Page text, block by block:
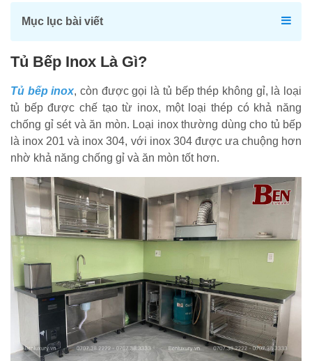
Mục lục bài viết
Tủ Bếp Inox Là Gì?
Tủ bếp inox, còn được gọi là tủ bếp thép không gỉ, là loại
tủ bếp được chế tạo từ inox, một loại thép có khả năng
chống gỉ sét và ăn mòn. Loại inox thường dùng cho tủ bếp
là inox 201 và inox 304, với inox 304 được ưa chuộng hơn
nhờ khả năng chống gỉ và ăn mòn tốt hơn.